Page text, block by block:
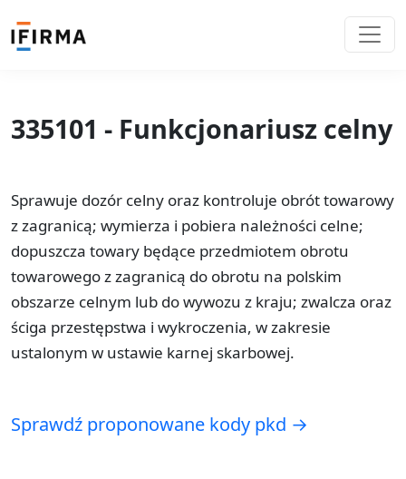
335101 - Funkcjonariusz celny
Sprawuje dozór celny oraz kontroluje obrót towarowy
z zagranicą; wymierza i pobiera należności celne;
dopuszcza towary będące przedmiotem obrotu
towarowego z zagranicą do obrotu na polskim
obszarze celnym lub do wywozu z kraju; zwalcza oraz
ściga przestępstwa i wykroczenia, w zakresie
ustalonym w ustawie karnej skarbowej.
Sprawdź proponowane kody pkd →